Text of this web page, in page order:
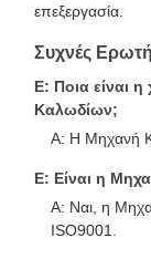
επεξεργασία.
Συχνές
Ε: Ποια είναι
Καλωδίων;
Α: Η Μηχανή
Ε: Είναι η
Α: Ναι, η
ISO9001.